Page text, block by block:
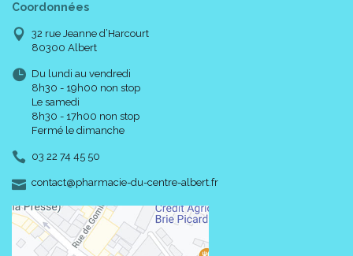
Coordonnées
32 rue Jeanne d’Harcourt
80300 Albert
Du lundi au vendredi
8h30 - 19h00 non stop
Le samedi
8h30 - 17h00 non stop
Fermé le dimanche
03 22 74 45 50
contact-
@-
pharmacie-du-centre-albert.fr